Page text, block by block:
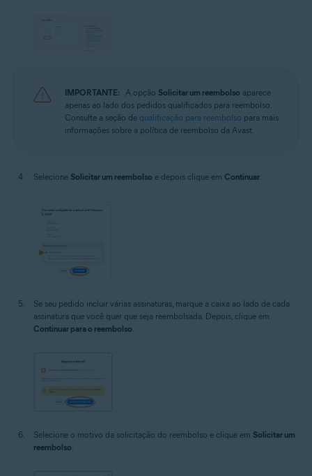
IMPORTANTE: A opção Solicitar um reembolso aparece
apenas ao lado dos pedidos qualificados para reembolso.
Consulte a seção de qualificação para reembolso para mais
informações sobre a política de reembolso da Avast.
Selecione Solicitar um reembolso e depois clique em Continuar.
Se seu pedido incluir várias assinaturas, marque a caixa ao lado de cada
assinatura que você quer que seja reembolsada. Depois, clique em
Continuar para o reembolso
Selecione o motivo da solicitação do reembolso e clique em Solicitar um
reembolso.